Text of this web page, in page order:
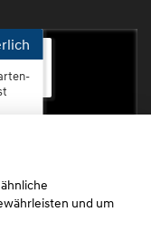
und um